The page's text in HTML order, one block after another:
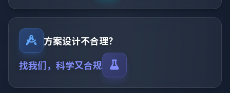
方案设计不合理？
找我们，科学又合规